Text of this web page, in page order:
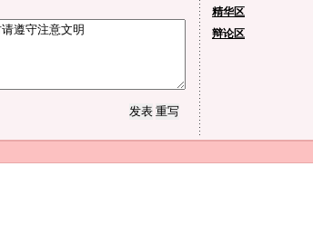
精华区
辩论区